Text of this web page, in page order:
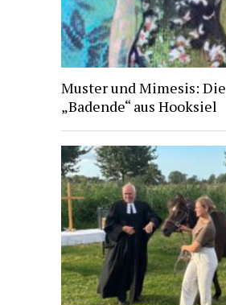
Muster und Mimesis: Die
„Badende“ aus Hooksiel